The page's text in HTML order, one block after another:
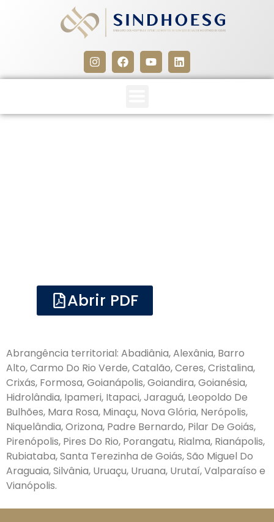
Abrir PDF
Abrangência territorial: Abadiânia, Alexânia, Barro
Alto, Carmo Do Rio Verde, Catalão, Ceres, Cristalina,
Crixás, Formosa, Goianápolis, Goiandira, Goianésia,
Hidrolândia, Ipameri, Itapaci, Jaraguá, Leopoldo De
Bulhões, Mara Rosa, Minaçu, Nova Glória, Nerópolis,
Niquelândia, Orizona, Padre Bernardo, Pilar De Goiás,
Pirenópolis, Pires Do Rio, Porangatu, Rialma, Rianápolis,
Rubiataba, Santa Terezinha de Goiás, São Miguel Do
Araguaia, Silvânia, Uruaçu, Uruana, Urutaí, Valparaíso e
Vianópolis.